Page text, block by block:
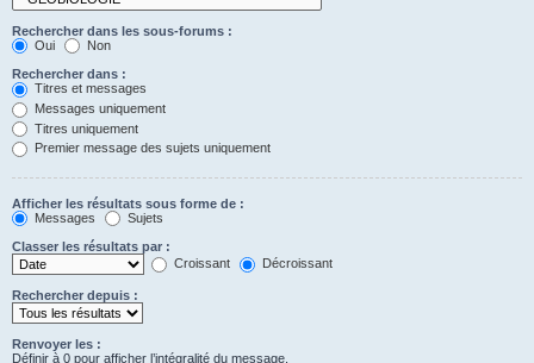
Rechercher dans les sous-forums :
Oui
Non
Rechercher dans :
Titres et messages
Messages uniquement
Titres uniquement
Premier message des sujets uniquement
Afficher les résultats sous forme de :
Messages
Sujets
Classer les résultats par :
Croissant
Décroissant
Rechercher depuis :
Renvoyer les :
Définir à 0 pour afficher l’intégralité du message.